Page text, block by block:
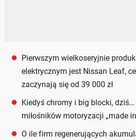
Pierwszym wielkoseryjnie
elektrycznym jest Nissan Leaf,
zaczynają się od 39 000 zł
Kiedyś chromy i big blocki,
miłośników motoryzacji „made in
O ile firm regenerujących